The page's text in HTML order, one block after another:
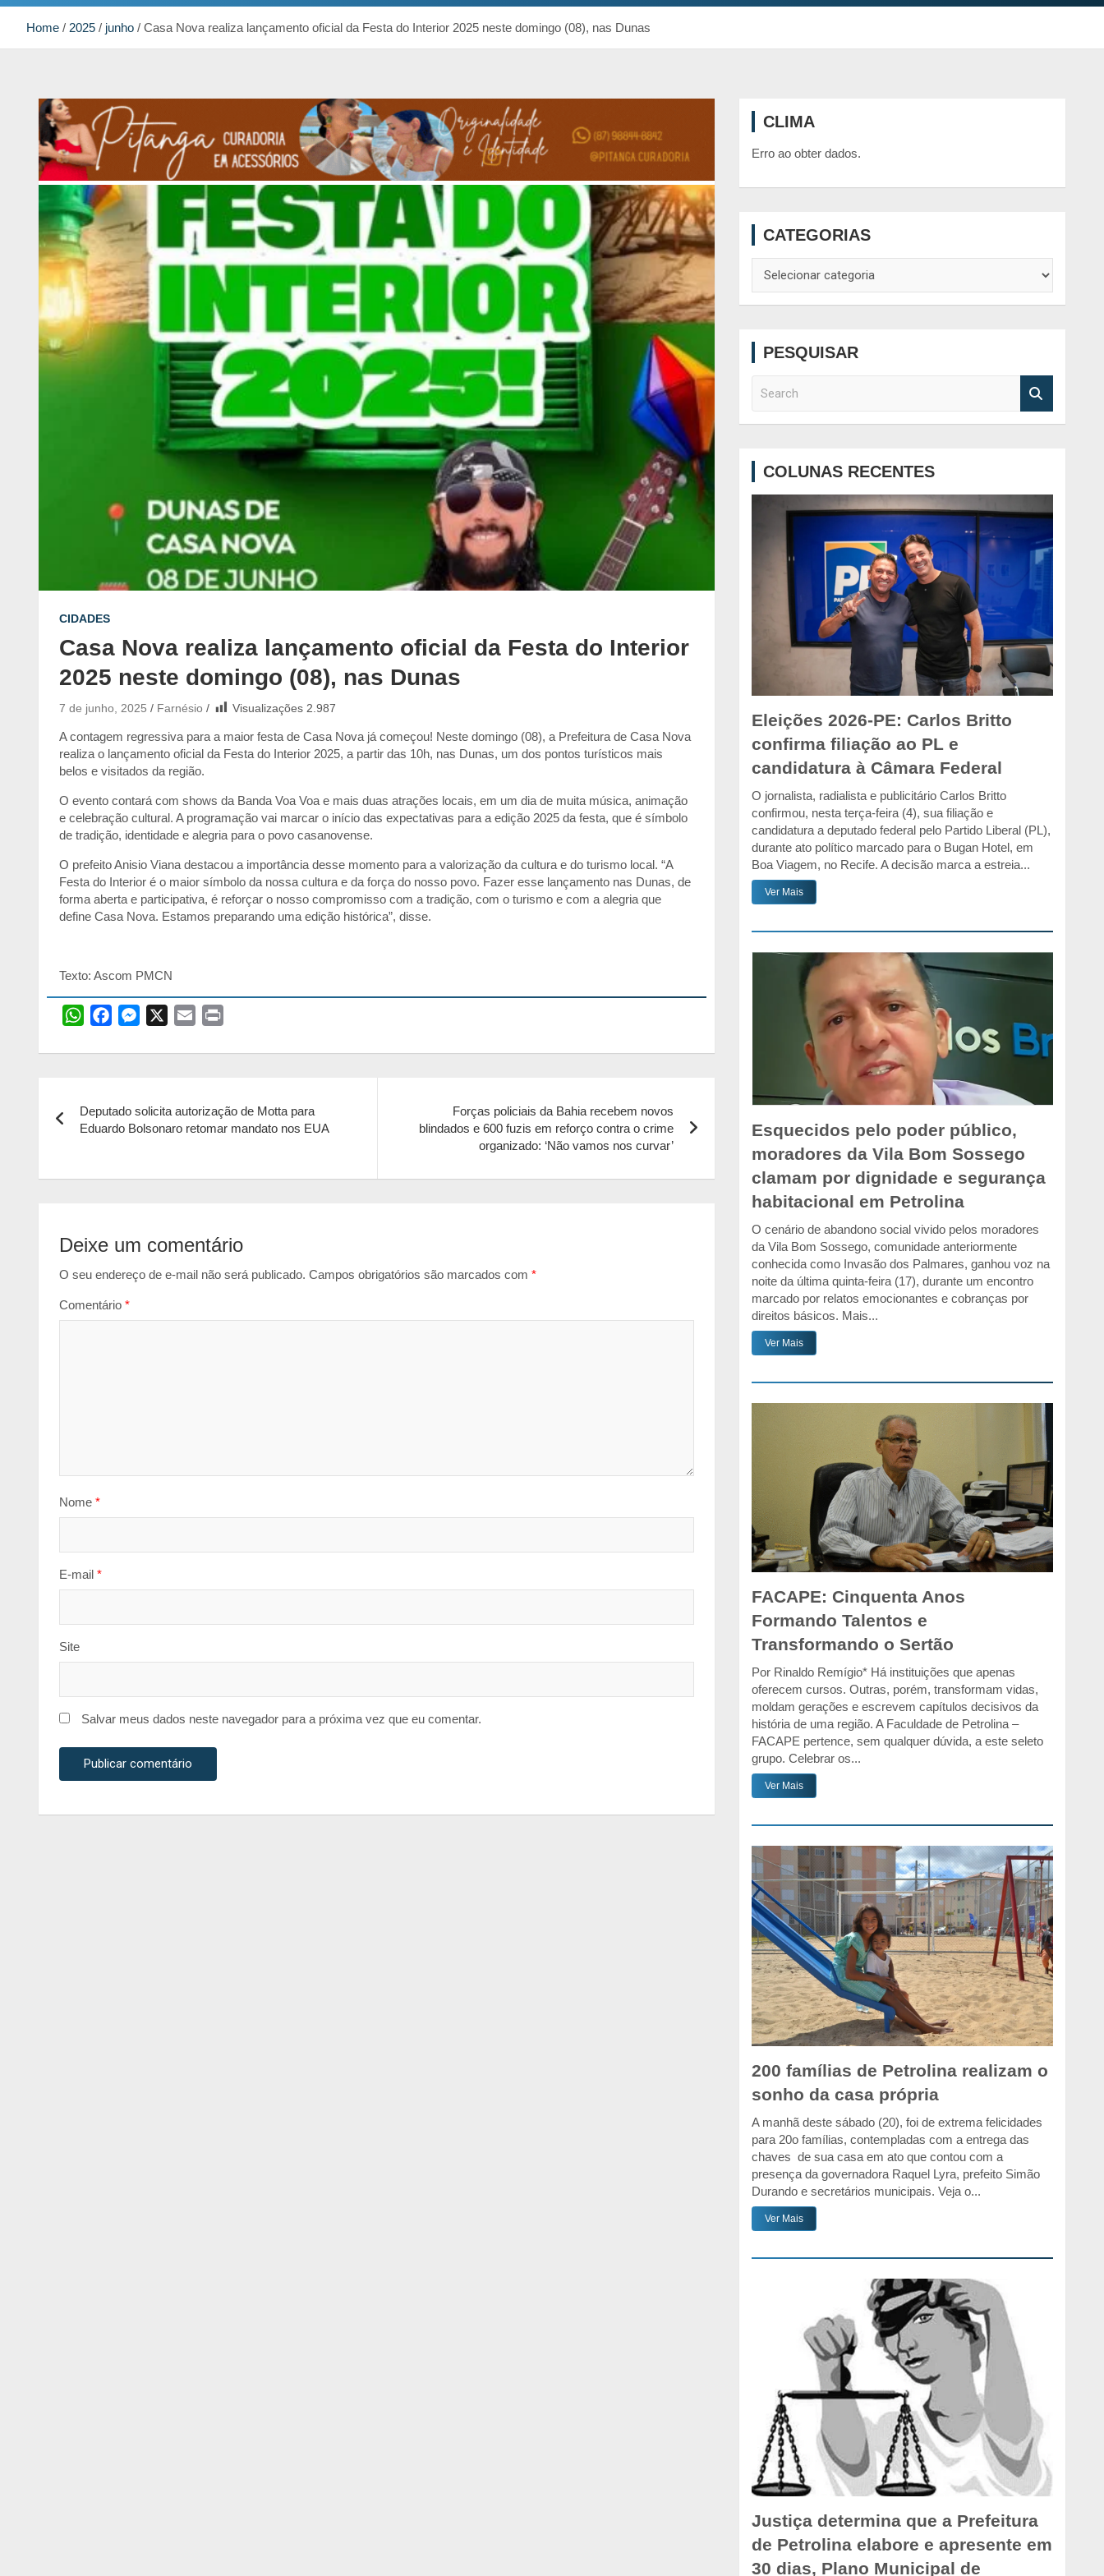
Home 2025 junho Casa Nova realiza lançamento oficial da Festa do Interior 2025 neste domingo (08), nas Dunas
CIDADES
Casa Nova realiza lançamento oficial da Festa do Interior
2025 neste domingo (08), nas Dunas
7 de junho, 2025 Farnésio Visualizações 2.987
A contagem regressiva para a maior festa de Casa Nova já começou! Neste domingo (08), a Prefeitura de Casa Nova
realiza o lançamento oficial da Festa do Interior 2025, a partir das 10h, nas Dunas, um dos pontos turísticos mais
belos e visitados da região.
O evento contará com shows da Banda Voa Voa e mais duas atrações locais, em um dia de muita música, animação
e celebração cultural. A programação vai marcar o início das expectativas para a edição 2025 da festa, que é símbolo
de tradição, identidade e alegria para o povo casanovense.
O prefeito Anisio Viana destacou a importância desse momento para a valorização da cultura e do turismo local. “A
Festa do Interior é o maior símbolo da nossa cultura e da força do nosso povo. Fazer esse lançamento nas Dunas, de
forma aberta e participativa, é reforçar o nosso compromisso com a tradição, com o turismo e com a alegria que
define Casa Nova. Estamos preparando uma edição histórica”, disse.
Texto: Ascom PMCN
W
a
A
c
o
s
n
a
i
de
Deputado solicita autorização de Motta para
Eduardo Bolsonaro retomar mandato nos EUA
Forças policiais da Bahia recebem novos
blindados e 600 fuzis em reforço contra o crime
organizado: ‘Não vamos nos curvar’
Deixe um comentário
O seu endereço de e-mail não será publicado. Campos obrigatórios são marcados com *
Comentário *
Nome *
E-mail *
Site
Salvar meus dados neste navegador para a próxima vez que eu comentar.
CLIMA
Erro ao obter dados.
CATEGORIAS
PESQUISAR
COLUNAS RECENTES
Eleições 2026-PE: Carlos Britto
confirma filiação ao PL e
candidatura à Câmara Federal
O jornalista, radialista e publicitário Carlos Britto
confirmou, nesta terça-feira (4), sua filiação e
candidatura a deputado federal pelo Partido Liberal (PL),
durante ato político marcado para o Bugan Hotel, em
Boa Viagem, no Recife. A decisão marca a estreia...
Ver Mais
Esquecidos pelo poder público,
moradores da Vila Bom Sossego
clamam por dignidade e segurança
habitacional em Petrolina
O cenário de abandono social vivido pelos moradores
da Vila Bom Sossego, comunidade anteriormente
conhecida como Invasão dos Palmares, ganhou voz na
noite da última quinta-feira (17), durante um encontro
marcado por relatos emocionantes e cobranças por
direitos básicos. Mais...
Ver Mais
FACAPE: Cinquenta Anos
Formando Talentos e
Transformando o Sertão
Por Rinaldo Remígio* Há instituições que apenas
oferecem cursos. Outras, porém, transformam vidas,
moldam gerações e escrevem capítulos decisivos da
história de uma região. A Faculdade de Petrolina –
FACAPE pertence, sem qualquer dúvida, a este seleto
grupo. Celebrar os...
Ver Mais
200 famílias de Petrolina realizam o
sonho da casa própria
A manhã deste sábado (20), foi de extrema felicidades
para 20o famílias, contempladas com a entrega das
chaves de sua casa em ato que contou com a
presença da governadora Raquel Lyra, prefeito Simão
Durando e secretários municipais. Veja o...
Ver Mais
Justiça determina que a Prefeitura
de Petrolina elabore e apresente em
30 dias, Plano Municipal de